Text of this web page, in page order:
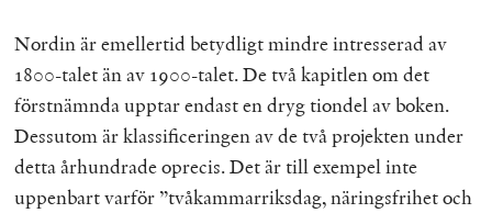
Nordin är emellertid betydligt mindre intresserad av
1800-talet än av 1900-talet. De två kapitlen om det
förstnämnda upptar endast en dryg tiondel av boken.
Dessutom är klassificeringen av de två projekten under
detta århundrade oprecis. Det är till exempel inte
uppenbart varför ”tvåkammarriksdag, näringsfrihet och